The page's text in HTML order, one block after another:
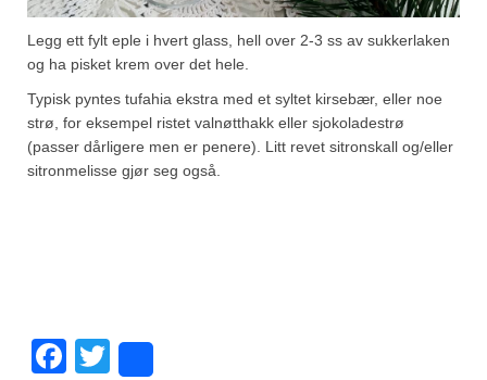
Legg ett fylt eple i hvert glass, hell over 2-3 ss av sukkerlaken
og ha pisket krem over det hele.
Typisk pyntes tufahia ekstra med et syltet kirsebær, eller noe
strø, for eksempel ristet valnøtthakk eller sjokoladestrø
(passer dårligere men er penere). Litt revet sitronskall og/eller
sitronmelisse gjør seg også.
Facebook
Twitter